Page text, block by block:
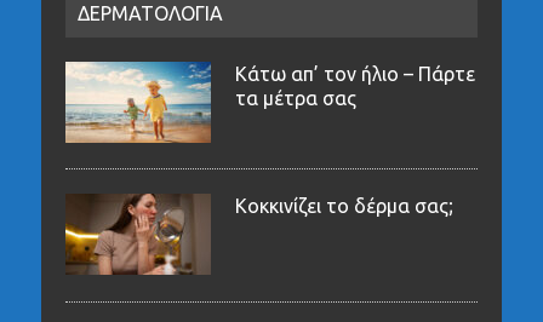
ΔΕΡΜΑΤΟΛΟΓΙΑ
Κάτω απ’ τον ήλιο – Πάρτε
τα μέτρα σας
Κοκκινίζει το δέρμα σας;